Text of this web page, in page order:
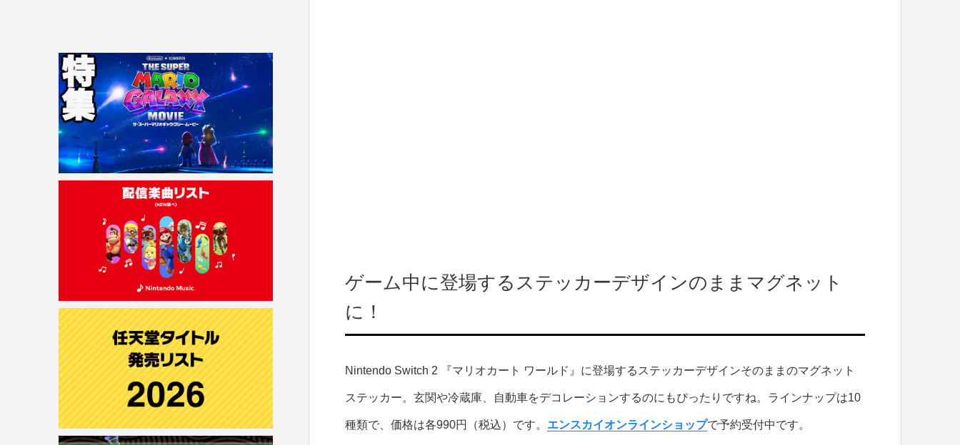
ゲーム中に登場するステッカーデザインのままマグネット
に！
Nintendo Switch 2 『マリオカート ワールド』に登場するステッカーデザインそのままのマグネット
ステッカー。玄関や冷蔵庫、自動車をデコレーションするのにもぴったりですね。ラインナップは10
種類で、価格は各990円（税込）です。 エンスカイオンラインショップで予約受付中です。